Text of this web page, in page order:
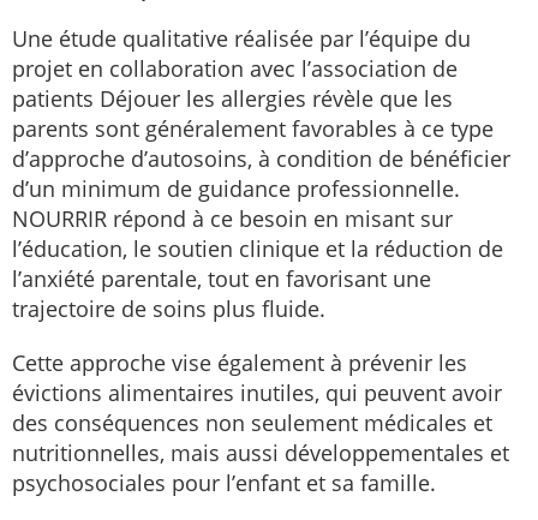
Une étude qualitative réalisée par l’équipe du
projet en collaboration avec l’association de
patients Déjouer les allergies révèle que les
parents sont généralement favorables à ce type
d’approche d’autosoins, à condition de bénéficier
d’un minimum de guidance professionnelle.
NOURRIR répond à ce besoin en misant sur
l’éducation, le soutien clinique et la réduction de
l’anxiété parentale, tout en favorisant une
trajectoire de soins plus fluide.
Cette approche vise également à prévenir les
évictions alimentaires inutiles, qui peuvent avoir
des conséquences non seulement médicales et
nutritionnelles, mais aussi développementales et
psychosociales pour l’enfant et sa famille.